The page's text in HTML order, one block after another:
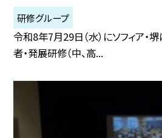
研修グループ
令和8年7月29日（水）にソフィア・
者・発展研修（中、高...